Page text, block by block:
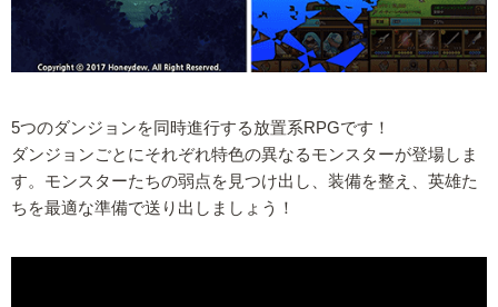
5つのダンジョンを同時進行する放置系RPGです！
ダンジョンごとにそれぞれ特色の異なるモンスターが登場しま
す。モンスターたちの弱点を見つけ出し、装備を整え、英雄た
ちを最適な準備で送り出しましょう！